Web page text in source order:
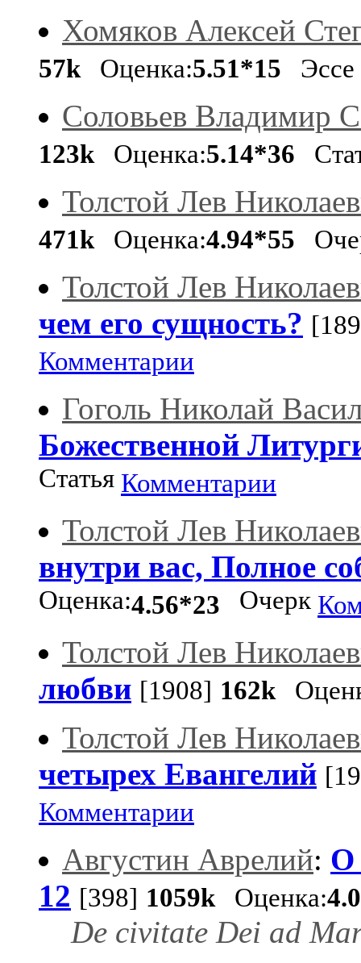
Хомяков Алексей
57kОценка:5.51*15 Эссе
Соловьев Владимир
123kОценка:5.14*36
Толстой Лев
471kОценка:4.94*55
Толстой Лев
чем его сущность?
Комментарии
Гоголь Николай
Божественной
Статья Комментарии
Толстой Лев
внутри вас, Полное
Оценка:4.56*23 Очерк
Толстой Лев
любви [1908] 162k
Толстой Лев
четырех Евангелий
Комментарии
Августин Аврелий: О
12 [398] 1059kОценка:
De civitate Dei ad